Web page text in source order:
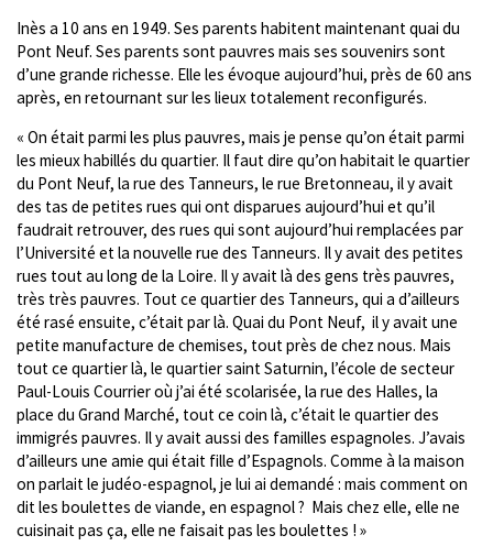
Inès a 10 ans en 1949. Ses parents habitent maintenant quai du
Pont Neuf. Ses parents sont pauvres mais ses souvenirs sont
d’une grande richesse. Elle les évoque aujourd’hui, près de 60 ans
après, en retournant sur les lieux totalement reconfigurés.
« On était parmi les plus pauvres, mais je pense qu’on était parmi
les mieux habillés du quartier. Il faut dire qu’on habitait le quartier
du Pont Neuf, la rue des Tanneurs, le rue Bretonneau, il y avait
des tas de petites rues qui ont disparues aujourd’hui et qu’il
faudrait retrouver, des rues qui sont aujourd’hui remplacées par
l’Université et la nouvelle rue des Tanneurs. Il y avait des petites
rues tout au long de la Loire. Il y avait là des gens très pauvres,
très très pauvres. Tout ce quartier des Tanneurs, qui a d’ailleurs
été rasé ensuite, c’était par là. Quai du Pont Neuf, il y avait une
petite manufacture de chemises, tout près de chez nous. Mais
tout ce quartier là, le quartier saint Saturnin, l’école de secteur
Paul-Louis Courrier où j’ai été scolarisée, la rue des Halles, la
place du Grand Marché, tout ce coin là, c’était le quartier des
immigrés pauvres. Il y avait aussi des familles espagnoles. J’avais
d’ailleurs une amie qui était fille d’Espagnols. Comme à la maison
on parlait le judéo-espagnol, je lui ai demandé : mais comment on
dit les boulettes de viande, en espagnol ? Mais chez elle, elle ne
cuisinait pas ça, elle ne faisait pas les boulettes ! »